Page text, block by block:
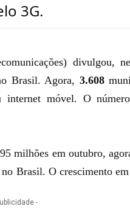
3G.
divulgou,
Brasil. Agora, 3.608
móvel. O número
milhões em outubro,
Brasil. O crescimento
-